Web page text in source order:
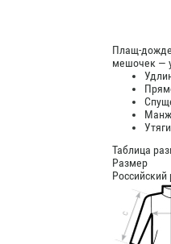
Плащ-
мешочек —
Таблица
Размер
Российский